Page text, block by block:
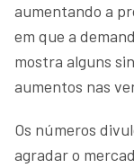
aumentando a
em que a
mostra alguns
aumentos nas
Os números
agradar o